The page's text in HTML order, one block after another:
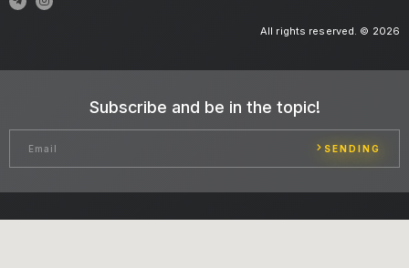
All rights reserved. © 2026
Subscribe and be in the topic!
SENDING